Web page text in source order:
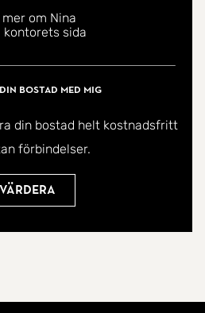
mer om Nina
kontorets sida
bostad med mig
din bostad helt kostnadsfritt
förbindelser.
Värdera